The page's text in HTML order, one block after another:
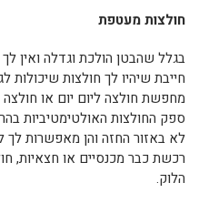
חולצות מעטפת
בגלל שהבטן הולכת וגדלה ואין
חייבת שיהיו לך חולצות
מחפשת חולצה ליום יום או
ספק החולצות האולטימטיביות
לא באזור החזה והן מאפשרות
רכשת כבר מכנסיים או חצאיות,
הלוק.